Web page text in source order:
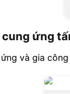
ứng
và gia